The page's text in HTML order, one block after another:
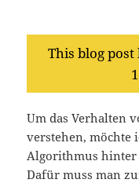
This blog
Um das Verhalten
verstehen, möchte
Algorithmus
Dafür muss man